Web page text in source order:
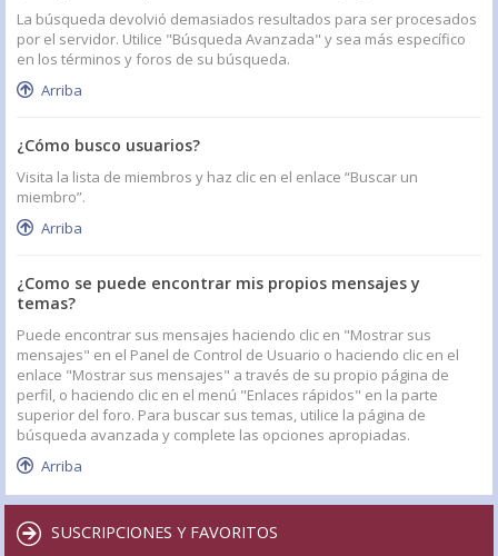
La búsqueda devolvió demasiados resultados para ser procesados
por el servidor. Utilice "Búsqueda Avanzada" y sea más específico
en los términos y foros de su búsqueda.
Arriba
¿Cómo busco usuarios?
Visita la lista de miembros y haz clic en el enlace “Buscar un
miembro”.
Arriba
¿Como se puede encontrar mis propios mensajes y
temas?
Puede encontrar sus mensajes haciendo clic en "Mostrar sus
mensajes" en el Panel de Control de Usuario o haciendo clic en el
enlace "Mostrar sus mensajes" a través de su propio página de
perfil, o haciendo clic en el menú "Enlaces rápidos" en la parte
superior del foro. Para buscar sus temas, utilice la página de
búsqueda avanzada y complete las opciones apropiadas.
Arriba
SUSCRIPCIONES Y FAVORITOS